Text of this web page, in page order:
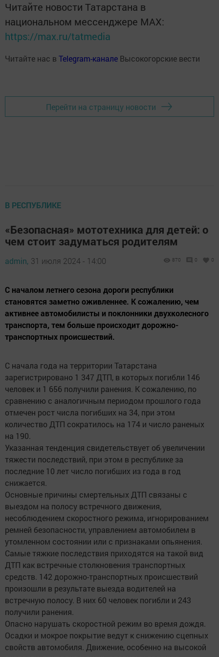
Читайте новости Татарстана в
национальном мессенджере MАХ:
https://max.ru/tatmedia
Читайте нас в Telegram-канале Высокогорские вести
Перейти на страницу новости
В РЕСПУБЛИКЕ
«Безопасная» мототехника для детей: о
чем стоит задуматься родителям
admin, 31 июля 2024 - 14:00 870 0 0
С началом летнего сезона дороги республики
становятся заметно оживленнее. К сожалению, чем
активнее автомобилисты и поклонники двухколесного
транспорта, тем больше происходит дорожно-
транспортных происшествий.
С начала года на территории Татарстана
зарегистрировано 1 347 ДТП, в которых погибли 146
человек и 1 656 получили ранения. К сожалению, по
сравнению с аналогичным периодом прошлого года
отмечен рост числа погибших на 34, при этом
количество ДТП сократилось на 174 и число раненых
на 190.
Указанная тенденция свидетельствует об увеличении
тяжести последствий, при этом в республике за
последние 10 лет число погибших из года в год
снижается.
Основные причины смертельных ДТП связаны с
выездом на полосу встречного движения,
несоблюдением скоростного режима, игнорированием
ремней безопасности, управлением автомобилем в
утомленном состоянии или с признаками опьянения.
Самые тяжкие последствия приходятся на такой вид
ДТП как встречные столкновения транспортных
средств. 142 дорожно-транспортных происшествий
произошли в результате выезда водителей на
встречную полосу. В них 60 человек погибли и 243
получили ранения.
Опасно нарушать скоростной режим во время дождя.
Осадки и мокрое покрытие ведут к снижению сцепных
свойств автомобиля. Движение, особенно на высокой